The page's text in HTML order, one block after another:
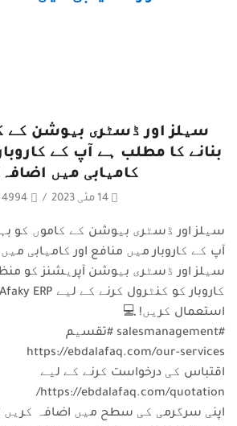
سیلز اور ڈسٹری بیوشن کے
بنانے کا مطلب ہے آپ کے
کامیابی میں
/
4994
سیلز اور ڈسٹری بیوشن کے کاموں کو
آپ کے کاروبار میں منافع اور کامیابی
سیلز اور ڈسٹری بیوشن آپریشنز کو منظم
استعمال کریں! 💻
#salesmanagement #تقسیم
https://ebdalafaq.com/our-services
اقتباس کی درخواست کرنے کے لیے
https://ebdalafaq.com/quotation/
اپنی سرگرمی کی سطح میں اضافہ کریں